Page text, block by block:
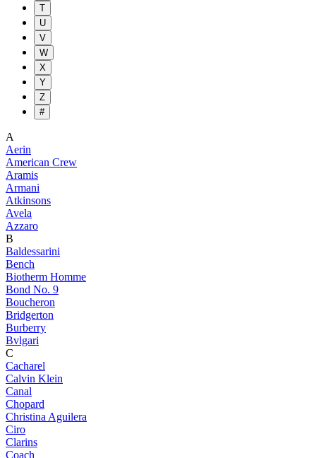
T
U
V
W
X
Y
Z
#
A
Aerin
American Crew
Aramis
Armani
Atkinsons
Avela
Azzaro
B
Baldessarini
Bench
Biotherm Homme
Bond No. 9
Boucheron
Bridgerton
Burberry
Bvlgari
C
Cacharel
Calvin Klein
Canal
Chopard
Christina Aguilera
Ciro
Clarins
Coach